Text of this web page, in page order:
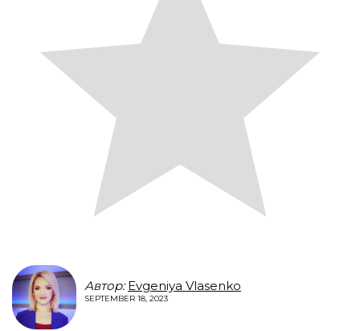
Автор: Evgeniya Vlasenko
SEPTEMBER 18, 2023